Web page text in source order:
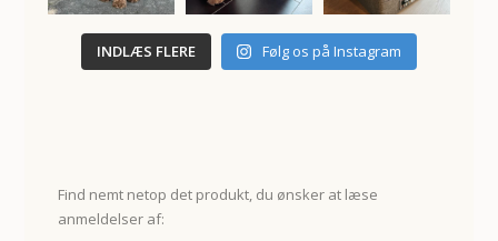
INDLÆS FLERE Følg os på Instagram
Find nemt netop det produkt, du ønsker at læse
anmeldelser af: